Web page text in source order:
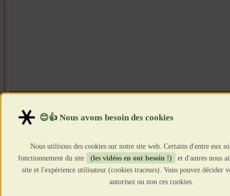
Précédent
Nous utilisons des cookies sur notre site web. Certains d'entre eux
fonctionnement du site
(les vidéos en ont besoin !)
et d'autres nous
site et l'expérience utilisateur (cookies traceurs). Vous pouvez décider
autorisez ou non ces cookies.